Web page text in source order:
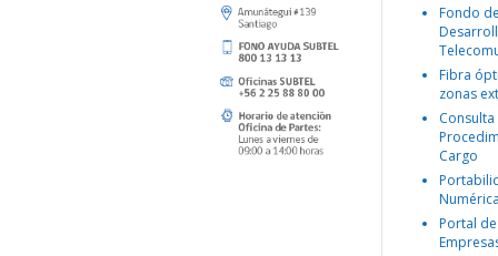
Fondo
Fibra
zonas
Consulta
Cargo
Portal